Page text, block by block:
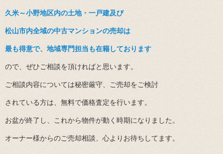
久米～小野地区内の土地・一戸建及び
松山市内全域の中古マンションの売却は
最も得意で、地域専門担当も在籍しております
ので、ぜひご相談を頂ければと思います。
ご相談内容については秘密厳守、ご売却をご検討
されている方は、無料で価格査定を行います。
お盆が終了し、これから物件が動く時期になりました。
オーナー様からのご売却相談、心よりお待ちしてます。